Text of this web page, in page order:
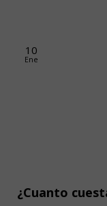
¿Cuanto
10
Ene